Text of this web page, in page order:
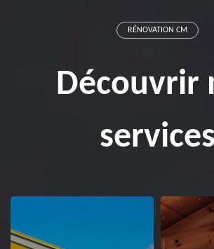
RÉNOVATION CM
Découvrir
services